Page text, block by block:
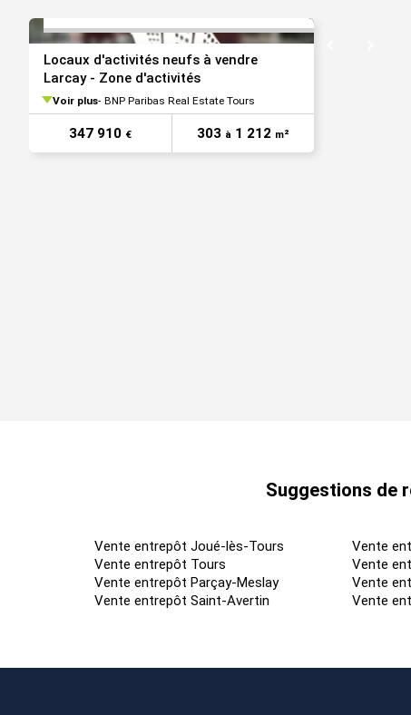
Locaux d'activités neufs à vendre
Larcay - Zone d'activités
Voir plus BNP Paribas Real Estate Tours
347 910 € 303 à 1 212 m²
Suggestions de
Vente entrepôt Joué-lès-Tours
Vente entrepôt Tours
Vente entrepôt Parçay-Meslay
Vente entrepôt Saint-Avertin
Vente
Vente
Vente
Vente